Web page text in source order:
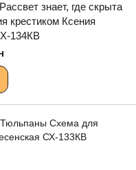
знает, где скрыта
крестиком Ксения
134КВ